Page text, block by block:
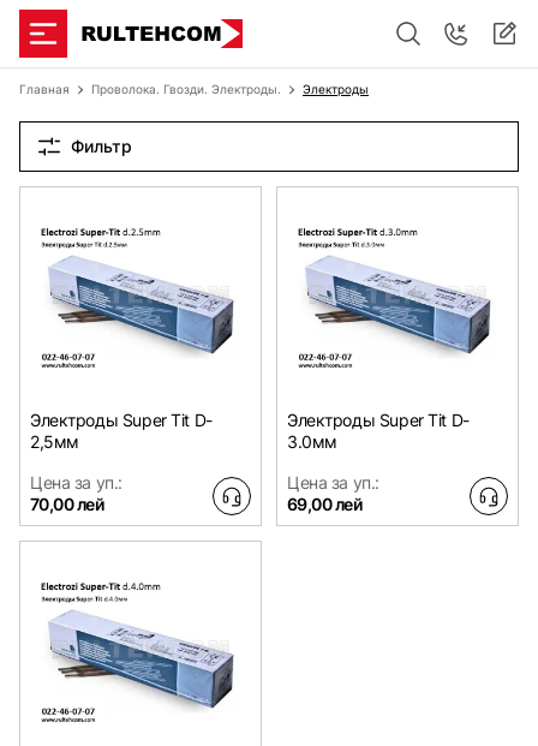
Главная Проволока. Гвозди. Электроды. Электроды
Фильтр
Электроды Super Tit D-
2,5мм
Цена за уп.:
70,00 лей
Электроды Super Tit D-
3.0мм
Цена за уп.:
69,00 лей